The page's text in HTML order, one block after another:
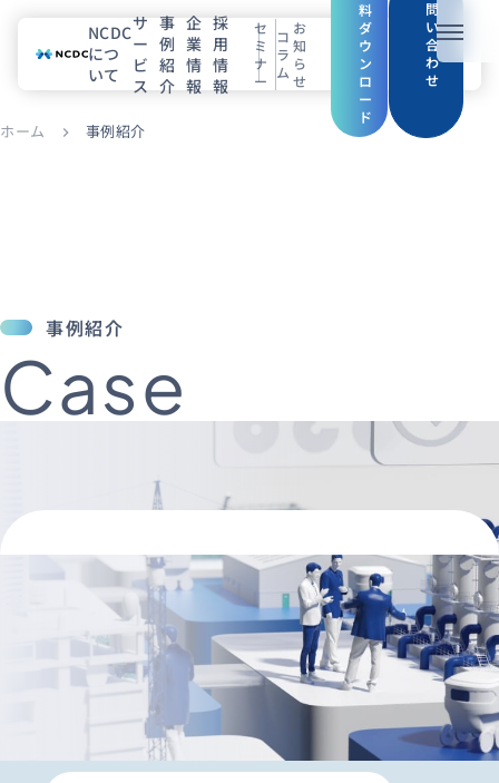
メニュ
NCDCについて
サービス
セミナー コラム お知らせ
エンジニアブログ（Zenn）
資料ダウンロード お問い合わせ
NCDC
につ
いて
サ
ー
ビ
ス
事
例
紹
介
企
業
情
報
採
用
情
報
セ
ミ
ナ
ー
コ
ラ
ム
お
知
ら
せ
料
ダ
ウ
ン
ロ
ー
ド
問
い
合
わ
せ
ホーム chevron_right 事例紹介
事例紹介
Case
事例紹介を絞り込む
業界から探す 目的から探す